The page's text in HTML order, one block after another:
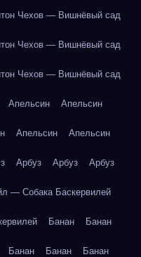
Чехов — Вишнёвый сад
Чехов — Вишнёвый сад
Чехов — Вишнёвый сад
Апельсин Апельсин
Апельсин Апельсин
Арбуз Арбуз Арбуз
— Собака Баскервилей
Банан Банан
Банан Банан Банан